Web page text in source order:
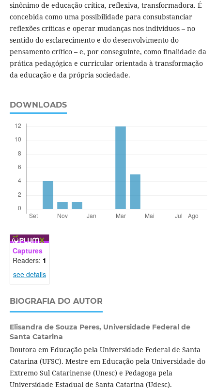
sinônimo de educação crítica, reflexiva, transformadora. É
concebida como uma possibilidade para consubstanciar
reflexões críticas e operar mudanças nos indivíduos – no
sentido do esclarecimento e do desenvolvimento do
pensamento crítico – e, por conseguinte, como finalidade da
prática pedagógica e curricular orientada à transformação
da educação e da própria sociedade.
DOWNLOADS
Captures
Readers: 1
see details
BIOGRAFIA DO AUTOR
Elisandra de Souza Peres, Universidade Federal de
Santa Catarina
Doutora em Educação pela Universidade Federal de Santa
Catarina (UFSC). Mestre em Educação pela Universidade do
Extremo Sul Catarinense (Unesc) e Pedagoga pela
Universidade Estadual de Santa Catarina (Udesc).